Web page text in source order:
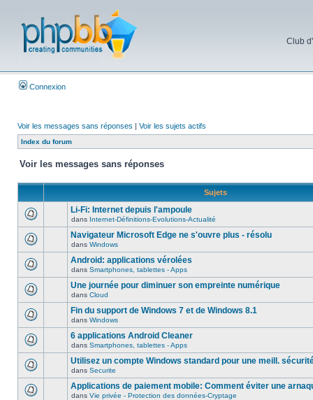
Club
Connexion
Voir les messages sans réponses | Voir les sujets actifs
Index du forum
Voir les messages sans réponses
Sujets
Li-Fi: Internet depuis l'ampoule
dans Internet-Définitions-Evolutions-Actualité
Navigateur Microsoft Edge ne s'ouvre plus - résolu
dans Windows
Android: applications vérolées
dans Smartphones, tablettes - Apps
Une journée pour diminuer son empreinte numérique
dans Cloud
Fin du support de Windows 7 et de Windows 8.1
dans Windows
6 applications Android Cleaner
dans Smartphones, tablettes - Apps
Utilisez un compte Windows standard pour une meill.
dans Securite
Applications de paiement mobile: Comment éviter une
dans Vie privée - Protection des données-Cryptage